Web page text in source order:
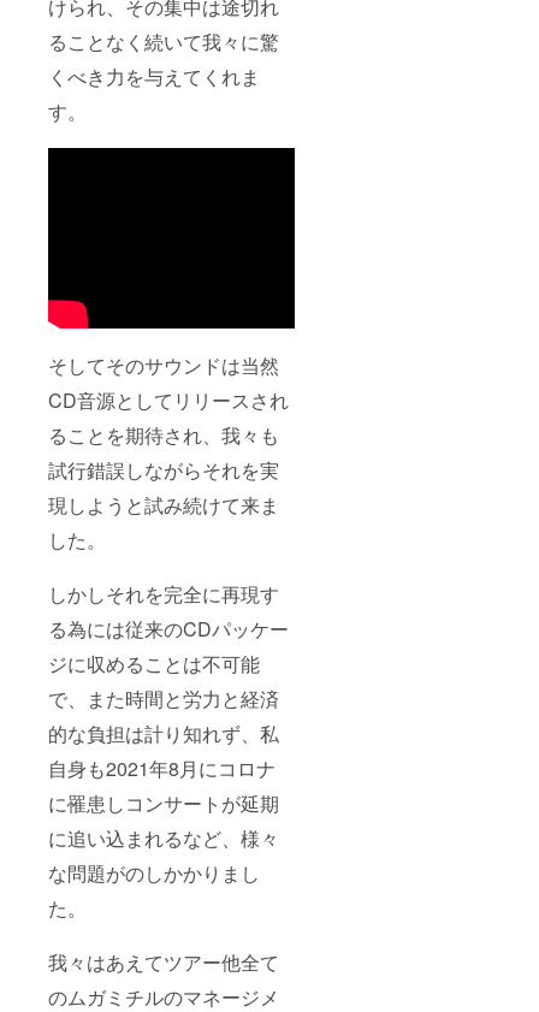
けられ、その集中は途切れ
ることなく続いて我々に驚
くべき力を与えてくれま
す。
そしてそのサウンドは当然
CD音源としてリリースされ
ることを期待され、我々も
試行錯誤しながらそれを実
現しようと試み続けて来ま
した。
しかしそれを完全に再現す
る為には従来のCDパッケー
ジに収めることは不可能
で、また時間と労力と経済
的な負担は計り知れず、私
自身も2021年8月にコロナ
に罹患しコンサートが延期
に追い込まれるなど、様々
な問題がのしかかりまし
た。
我々はあえてツアー他全て
のムガミチルのマネージメ